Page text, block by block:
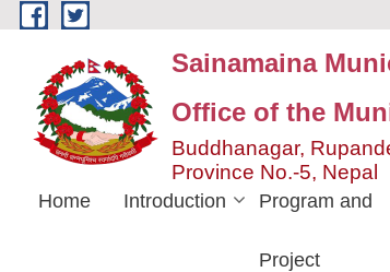
Skip to main content
Sainamaina
Office of the
Buddhanagar,
Province No.-5, Nepal
Home Introduction Program and
Project